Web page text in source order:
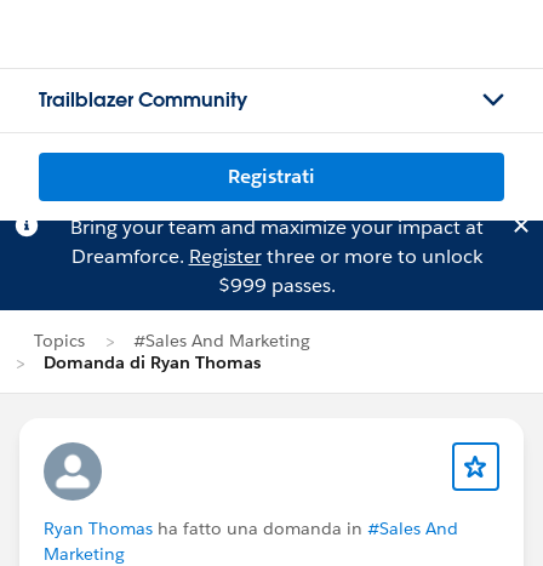
Trailblazer Community
Registrati
Bring your team and maximize your impact at
Dreamforce. Registerthree or more to unlock
$999 passes.
Topics
#Sales And Marketing
Domanda di Ryan Thomas
Ryan Thomas ha fatto una domanda in #Sales And
Marketing